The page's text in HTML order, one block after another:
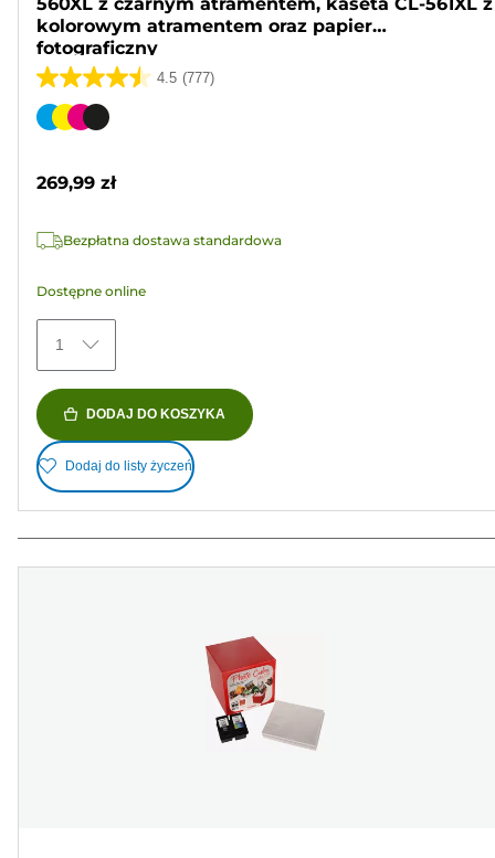
kolorowym atramentem oraz papier
fotograficzny
4.5 (777)
4.5
na
777
Wkład
269,99 zł
Bezpłatna dostawa standardowa
Dostępne online
1
DODAJ DO KOSZYKA
Dodaj do listy życzeń